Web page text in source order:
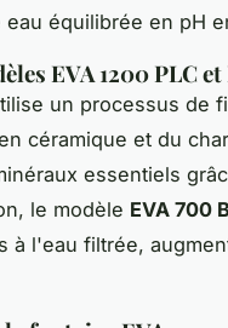
équilibrée en pH
EVA 1200 PLC et
un processus de
céramique et du
essentiels
le modèle EVA 700
à l'eau filtrée,